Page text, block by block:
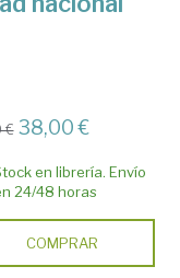
€ 38,00 €
en librería. Envío
24/48 horas
COMPRAR